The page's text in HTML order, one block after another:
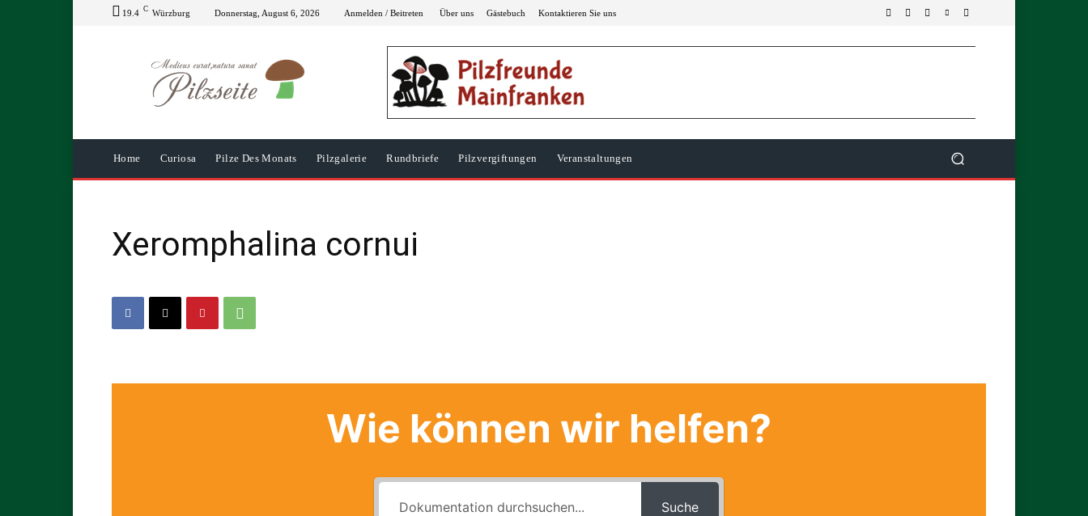
19.4 C Würzburg Donnerstag, August 6, 2026 Anmelden / Beitreten Über uns Gästebuch Kontaktieren Sie uns
Home Curiosa Pilze Des Monats Pilzgalerie Rundbriefe Pilzvergiftungen Veranstaltungen
Xeromphalina cornui
Wie können wir helfen?
Suche